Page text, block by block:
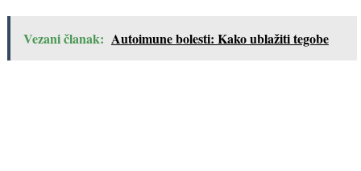
Vezani članak: Autoimune bolesti: Kako ublažiti tegobe